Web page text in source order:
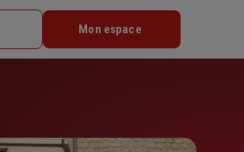
Mon espace